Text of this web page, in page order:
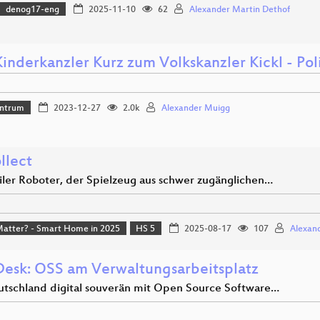
denog17-eng 2025-11-10 62 Alexander Martin Dethof
Kurz zum Volkskanzler Kickl -
2023-12-27 2.0k Alexander Muigg
Roboter, der Spielzeug aus schwer zugänglichen…
- Smart Home in 2025 HS 5 2025-08-17 107
OSS am Verwaltungsarbeitsplatz
digital souverän mit Open Source Software…